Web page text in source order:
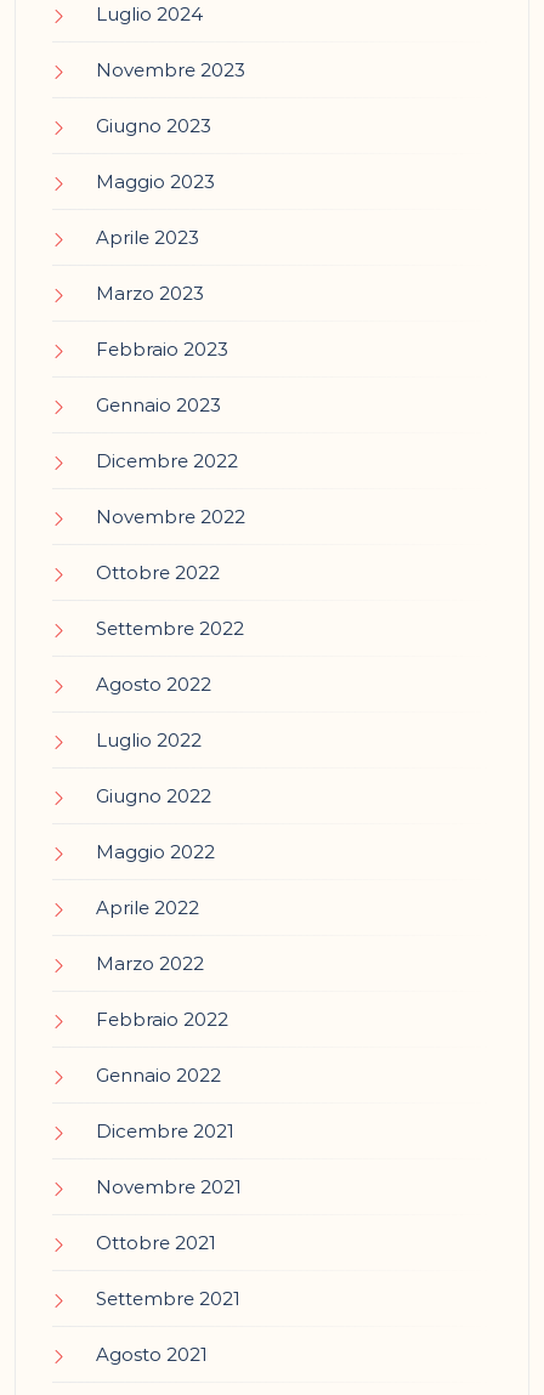
Luglio 2024
Novembre 2023
Giugno 2023
Maggio 2023
Aprile 2023
Marzo 2023
Febbraio 2023
Gennaio 2023
Dicembre 2022
Novembre 2022
Ottobre 2022
Settembre 2022
Agosto 2022
Luglio 2022
Giugno 2022
Maggio 2022
Aprile 2022
Marzo 2022
Febbraio 2022
Gennaio 2022
Dicembre 2021
Novembre 2021
Ottobre 2021
Settembre 2021
Agosto 2021